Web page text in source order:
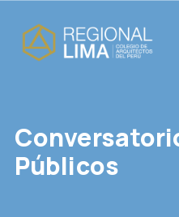
Públicos